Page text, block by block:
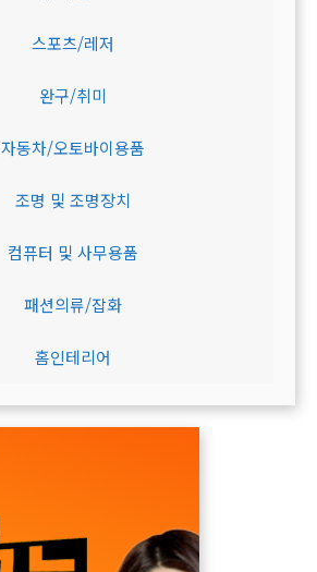
스포츠/레저
완구/취미
자동차/오토바이용품
조명 및 조명장치
컴퓨터 및 사무용품
패션의류/잡화
홈인테리어